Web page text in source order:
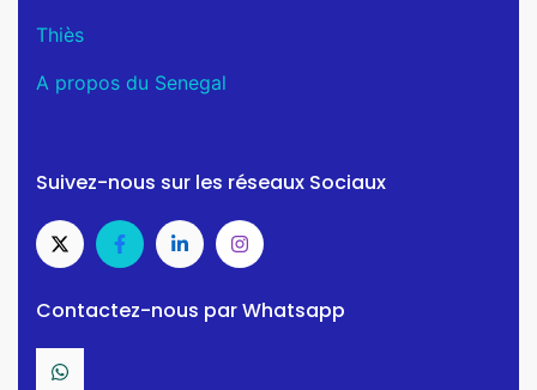
Thiès
A propos du Senegal
Suivez-nous sur les réseaux Sociaux
Contactez-nous par Whatsapp